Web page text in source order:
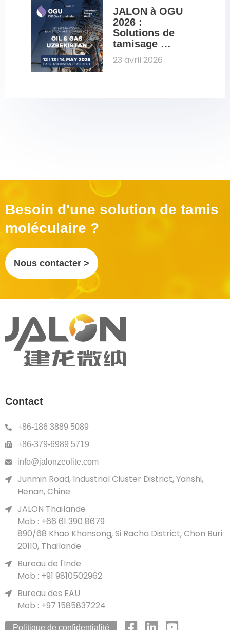
Fenasucro
2026
JALON à OGU
2026 :
Solutions de
tamisage
moléculaire
pour le pétrole
23 avril 2026
Besoin d'une solution de tamis
moléculaire ?
Nous contacter >
Contact
+86-186 3889 5089
+86-379-6989 5719
info@jalonzeolite.com
Junmin Road, Industrial Cluster District, Yanshi,
Henan, Chine.
JALON Thaïlande
Mob : +66 61 390 8679
890/68 Khao Khansong, Si Racha District, Chon Buri
20110, Thaïlande
Bureau de l'Inde
Mob : +91 9810502962
Bureau des EAU
Mob : +97 1585837224
Politique de confidentialité